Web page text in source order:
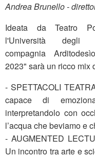
Andrea Brunello -
Ideata da Teatro
l'Università
compagnia
2023" sarà un ricco mix
- SPETTACOLI
capace di
interpretandolo con
l’acqua che beviamo e
- AUGMENTED
Un incontro tra arte e